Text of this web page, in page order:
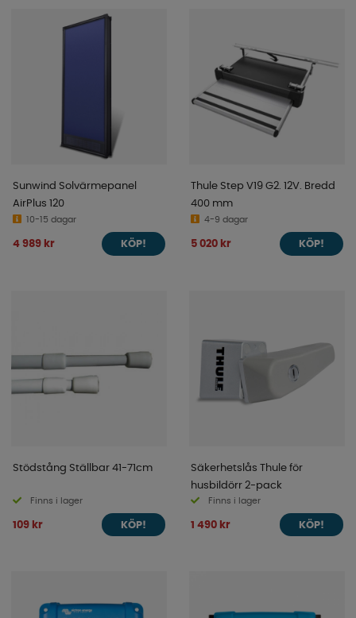
Sunwind Solvärmepanel
AirPlus 120
10-15 dagar
4 989 kr KÖP!
Thule Step V19 G2. 12V. Bredd
400 mm
4-9 dagar
5 020 kr KÖP!
Stödstång Ställbar 41-71cm
Finns i lager
109 kr KÖP!
Säkerhetslås Thule för
husbildörr 2-pack
Finns i lager
1 490 kr KÖP!